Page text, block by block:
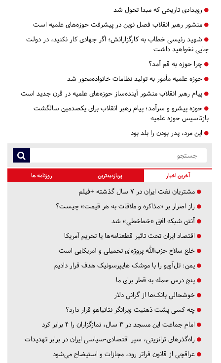
رویدادی تاریخی که مبدا تحول‌ شد
منشور رهبر انقلاب فصل نوین در پیشرفت حوزه‌های علمیه است
شهید رئیسی خطاب به کارگزارانش؛ اگر جهادی کار نکنید، در دولت
جایی نخواهید داشت
چرا حوزه به قم آمد؟
حوزه علمیه مأمور به تولید نظامات خانواده‌محور شد
پیام رهبر انقلاب منشور آینده‌ساز حوزه‌های علمیه در قرن جدید است
حوزه پیشرو و سرآمد؛ پیام رهبر انقلاب برای یکصدمین سالگشت
بازتاسیس حوزه علمیه
این مرد،‌ پدر بودن را بلد بود
آخرین اخبار پربازدیدترین روزنامه ها
مشتریان نفت ایران در ۷ سال گذشته +فیلم
راز اصرار بر «مذاکره و ملاقات به هر قیمت» چیست؟
آنتن شبکه افق «خط‌خطی» شد
اقتصاد ایران تحت تاثیر قطعنامه‌ها یا تحریم‌ آمریکا
خلع سلاح حزب‌الله پروژه‌ای تحمیلی و آمریکایی است
یمن: تل‌آویو را با موشک هایپرسونیک هدف قرار دادیم
پنج درس‌ حمله به قطر برای ما
خوشحالی بانک‌ها از گرانی دلار
چه کسی پشت ذهنیت ویرانگر نتانیاهو قرار دارد؟
امام جماعت این مسجد در ۳ سال، نمازگزاران را ۴ برابر کرد
راه‌گذرهای ترانزیتی، سپر اقتصادی-سیاسی ایران در برابر تهدیدات
عراقچی از قانون فراتر رود، مجازات و استیضاح می‌شود